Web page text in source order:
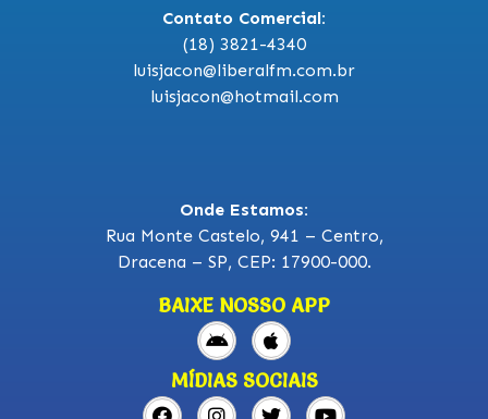
Contato Comercial:
(18) 3821-4340
luisjacon@liberalfm.com.br
luisjacon@hotmail.com
Onde Estamos:
Rua Monte Castelo, 941 – Centro,
Dracena – SP, CEP: 17900-000.
BAIXE NOSSO APP
MÍDIAS SOCIAIS